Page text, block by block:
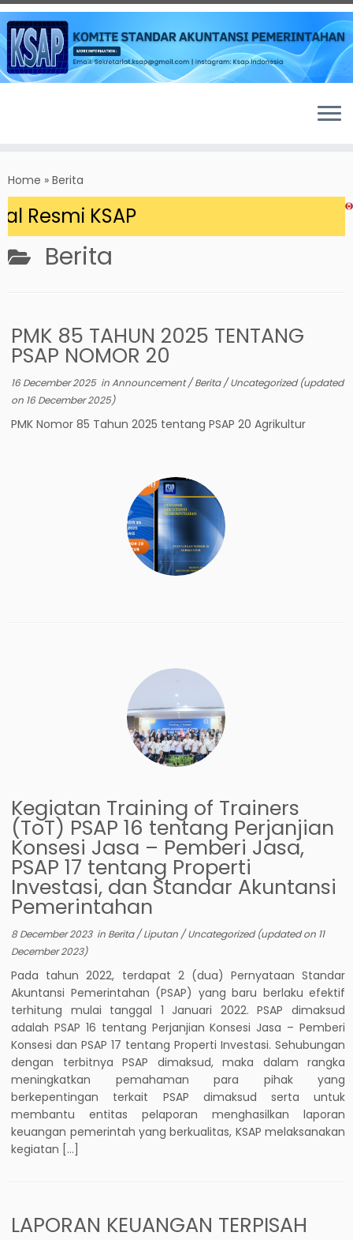
to
content
Home » Berita
KSAP
Berita
PMK 85 TAHUN 2025 TENTANG
PSAP NOMOR 20
16 December 2025inAnnouncement/Berita/Uncategorized(updated
on 16 December 2025)
PMK Nomor 85 Tahun 2025 tentang PSAP 20 Agrikultur
Kegiatan Training of Trainers
(ToT) PSAP 16 tentang Perjanjian
Konsesi Jasa – Pemberi Jasa,
PSAP 17 tentang Properti
Investasi, dan Standar Akuntansi
Pemerintahan
8 December 2023in Berita/Liputan /Uncategorized(updated on 11
December 2023)
Pada tahun 2022, terdapat 2 (dua) Pernyataan Standar
Akuntansi Pemerintahan (PSAP) yang baru berlaku efektif
terhitung mulai tanggal 1 Januari 2022. PSAP dimaksud
adalah PSAP 16 tentang Perjanjian Konsesi Jasa – Pemberi
Konsesi dan PSAP 17 tentang Properti Investasi. Sehubungan
dengan terbitnya PSAP dimaksud, maka dalam rangka
meningkatkan pemahaman para pihak yang
berkepentingan terkait PSAP dimaksud serta untuk
membantu entitas pelaporan menghasilkan laporan
keuangan pemerintah yang berkualitas, KSAP melaksanakan
kegiatan […]
LAPORAN KEUANGAN TERPISAH